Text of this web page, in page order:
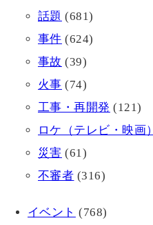
話題 (681)
事件 (624)
事故 (39)
火事 (74)
工事・再開発 (121)
ロケ（テレビ・映画）
災害 (61)
不審者 (316)
イベント (768)